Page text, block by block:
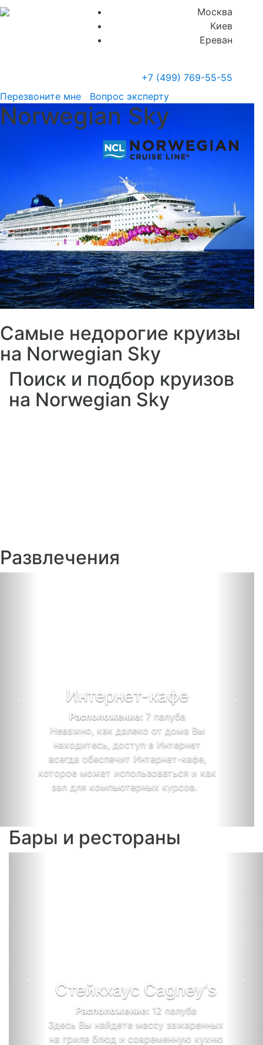
Москва
Киев
Ереван
+7 (499) 769-55-55
Перезвоните мне
Вопрос эксперту
Norwegian Sky
Самые недорогие круизы
на Norwegian Sky
Поиск и подбор круизов
на Norwegian Sky
Развлечения
Интернет-кафе
Расположение: 7 палуба
Неважно, как далеко от дома Вы
находитесь, доступ в Интернет
всегда обеспечит Интернет-кафе,
которое может использоваться и как
зал для компьютерных курсов.
Бары и рестораны
Стейкхаус Cagney's
Расположение: 12 палуба
Здесь Вы найдете массу зажаренных
на гриле блюд и современную кухню